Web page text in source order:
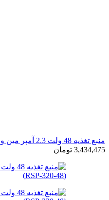
منبع تغذیه 48 ولت 2.3 آمپر مین ول مدل LRS-100-48
3,434,475 تومان